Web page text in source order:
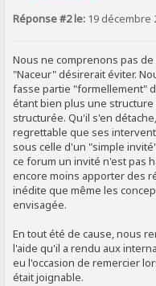
Réponse #2 le: 19 décembre
Nous ne comprenons pas
"Naceur" désirerait éviter.
fasse partie "formellement"
étant bien plus une
structurée. Qu'il s'en
regrettable que ses
sous celle d'un "simple
ce forum un invité n'est pas
encore moins apporter des
inédite que même les
envisagée.
En tout été de cause, nous
l'aide qu'il a rendu aux
eu l'occasion de remercier
était joignable.